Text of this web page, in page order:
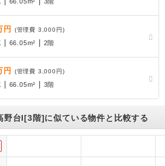
円 (管理費 3,000円)
| 66.05m² | 2階
円 (管理費 3,000円)
| 66.05m² | 3階
野台I[3階]に似ている物件と比較する